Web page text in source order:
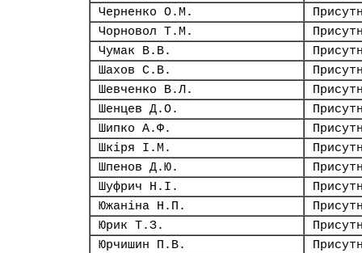
Черненко О.М.
Чорновол Т.М.
Чумак В.В.
Шахов С.В.
Шевченко В.Л.
Шенцев Д.О.
Шипко А.Ф.
Шкіря І.М.
Шпенов Д.Ю.
Шуфрич Н.І.
Южаніна Н.П.
Юрик Т.З.
Юрчишин П.В.